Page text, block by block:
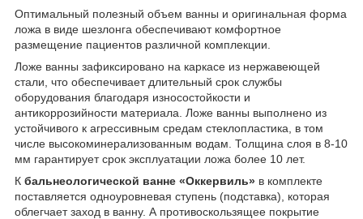
Оптимальный полезный объем ванны и оригинальная форма
ложа в виде шезлонга обеспечивают комфортное
размещение пациентов различной комплекции.
Ложе ванны зафиксировано на каркасе из нержавеющей
стали, что обеспечивает длительный срок службы
оборудования благодаря износостойкости и
антикоррозийности материала. Ложе ванны выполнено из
устойчивого к агрессивным средам стеклопластика, в том
числе высокоминерализованным водам. Толщина слоя в 8-10
мм гарантирует срок эксплуатации ложа более 10 лет.
К бальнеологической ванне «Оккервиль» в комплекте
поставляется одноуровневая ступень (подставка), которая
облегчает заход в ванну. А противоскользящее покрытие